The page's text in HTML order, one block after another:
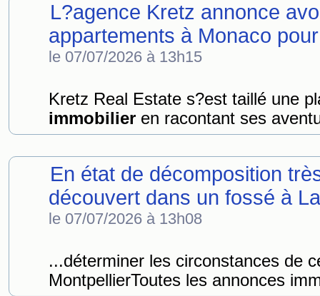
L?agence Kretz annonce
appartements à Monaco
le 07/07/2026 à 13h15
Kretz Real Estate s?est taillé une
immobilier en racontant ses
En état de décomposition
découvert dans un fossé à
le 07/07/2026 à 13h08
...déterminer les circonstances de
MontpellierToutes les annonces